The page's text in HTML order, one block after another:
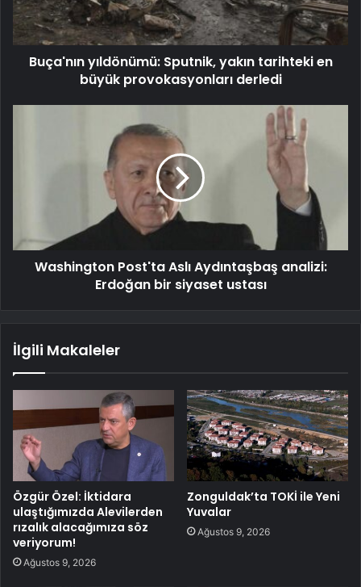
Buça'nın yıldönümü: Sputnik, yakın tarihteki en
büyük provokasyonları derledi
Washington Post'ta Aslı Aydıntaşbaş analizi:
Erdoğan bir siyaset ustası
İlgili Makaleler
Özgür Özel: İktidara
ulaştığımızda Alevilerden
rızalık alacağımıza söz
veriyorum!
Ağustos 9, 2026
Zonguldak’ta TOKİ ile Yeni
Yuvalar
Ağustos 9, 2026